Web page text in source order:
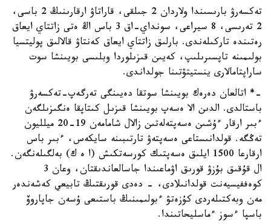
تەكسەرۋ بارىسىندا ولاردان 2 جىلقى، قاراتاۋ ارقارىنىڭ 2 باسى،
2 تەرىسى، 8 سيراعى، سونداي-اق 3 باس اڭ ەتى زاتتاي ايعاق
رەتىندە تاركىلەندى. بارلىق زاتتاي ايعاق كەنتاۋ قالالىق پوليتسيا
بولىمىنە تاپسىرىلىپ، كەيىن قىزىلوردا وبلىسى بويىنشا سوت
ساراپتامالارى ينستيتۋتىنا جولداندى.
-* اتالعان دەرەك بويىنشا سوتقا دەيىنگى تەرگەپ-تەكسەرۋ
باستالدى. الدىن الا ەسەپ بويىنشا قىزىل كىتاپقا ەنگىزىلگەن
ءبىر ارقار ءۇشىن ەسەپتەلەتىن زالال شامامەن 19-20 ميلليون
تەڭگە. قولدانىستاعى ەسەپتەۋ تارتىبىنە سايكەس، ءبىر باس
ارقارعا 1500 ايلىق ەسەپتىك كورسەتكىش (ا ە ك) بەلگىلەنگەن.
ال قۇقىق بۇزۋ قورىق اۋماعىندا جاسالعاندىقتان، وعان 3
كوەففيسيەنت قولدانىلادى، - دەدى قورىقتىڭ تابيعي كەشەندەر
مەن وبەكتىلەردى كۇزەتۋ ءبولىمىنىڭ باستىعى ۇسەن جاپاروۆ
باسپا ءسوز ءماسليحاتىندا.